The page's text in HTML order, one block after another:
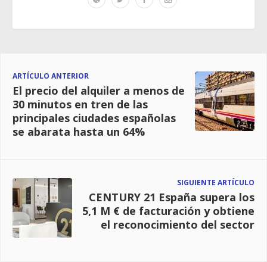
ARTÍCULO ANTERIOR
El precio del alquiler a menos de
30 minutos en tren de las
principales ciudades españolas
se abarata hasta un 64%
SIGUIENTE ARTÍCULO
CENTURY 21 España supera los
5,1 M € de facturación y obtiene
el reconocimiento del sector